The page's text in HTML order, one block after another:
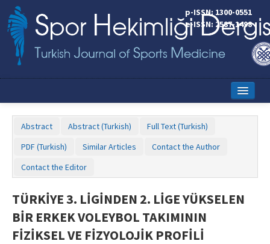
p-ISSN: 1300-0551
e-ISSN: 2587-1498
Editorial Board
Instructions to Authors
Abstract Abstract (Turkish)
Full Text (Turkish)
PDF (Turkish)
Similar Articles
Contact the Author
Contact the Editor
TÜRKİYE 3. LİGİNDEN 2. LİGE YÜKSELEN
BİR ERKEK VOLEYBOL TAKIMININ
FİZİKSEL VE FİZYOLOJİK PROFİLİ